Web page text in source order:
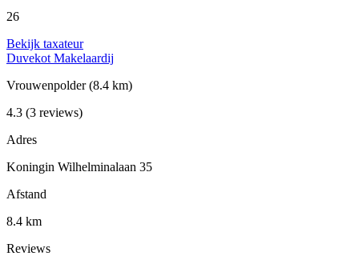
26
Bekijk taxateur
Duvekot Makelaardij
Vrouwenpolder(8.4 km)
4.3 (3 reviews)
Adres
Koningin Wilhelminalaan 35
Afstand
8.4 km
Reviews